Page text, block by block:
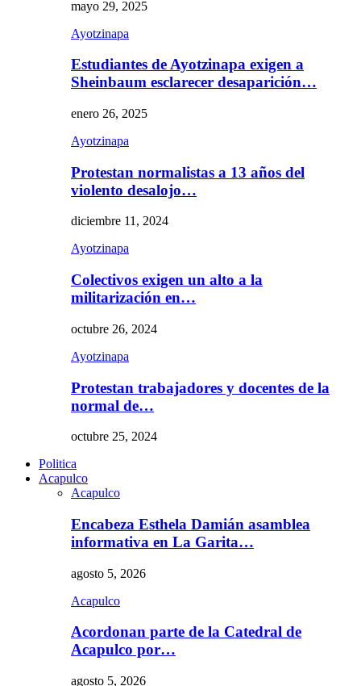
mayo 29, 2025
Ayotzinapa
Estudiantes de Ayotzinapa exigen a
Sheinbaum esclarecer desaparición…
enero 26, 2025
Ayotzinapa
Protestan normalistas a 13 años del
violento desalojo…
diciembre 11, 2024
Ayotzinapa
Colectivos exigen un alto a la
militarización en…
octubre 26, 2024
Ayotzinapa
Protestan trabajadores y docentes de la
normal de…
octubre 25, 2024
Politica
Acapulco
Acapulco
Encabeza Esthela Damián asamblea
informativa en La Garita…
agosto 5, 2026
Acapulco
Acordonan parte de la Catedral de
Acapulco por…
agosto 5, 2026